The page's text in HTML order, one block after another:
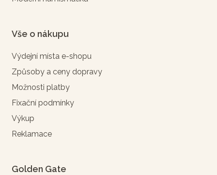
Vše o nákupu
Výdejní místa e-shopu
Způsoby a ceny dopravy
Možnosti platby
Fixační podmínky
Výkup
Reklamace
Golden Gate